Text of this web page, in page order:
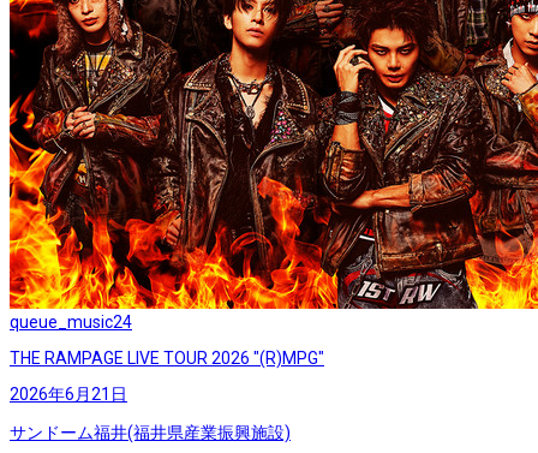
queue_music24
THE RAMPAGE LIVE TOUR 2026 "(R)MPG"
2026年6月21日
サンドーム福井(福井県産業振興施設)